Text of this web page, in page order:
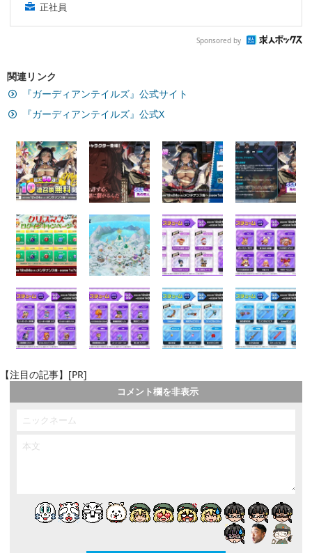
正社員
Sponsored by
関連リンク
『ガーディアンテイルズ』公式サイト
『ガーディアンテイルズ』公式X
【注目の記事】[PR]
コメント欄を非表示